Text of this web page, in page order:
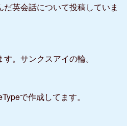
英会話について投稿していま
。サンクスアイの輪。
で作成してます。